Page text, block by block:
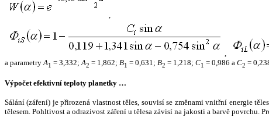
,
,
a parametryA1 = 3,332;A2 = 1,862; B1 = 0,631; B2 = 1,218; C1 = 0,986 a C2 =
Výpočet efektivní teploty planetky …
Sálání (záření) je přirozená vlastnost těles, souvisí se změnami vnitřní energie
tělesem. Pohltivost a odrazivost záření u tělesa závisí na jakosti a barvě povrchu.